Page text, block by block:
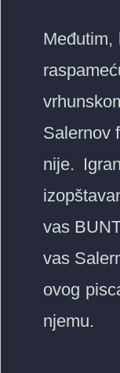
Međutim,
Salernov
nije.
vas
vas
ovog
njemu.